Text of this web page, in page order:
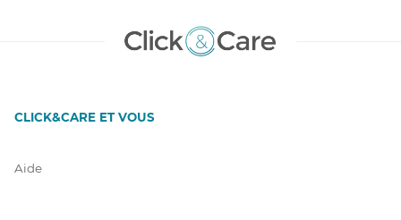
CLICK&CARE ET VOUS
Aide